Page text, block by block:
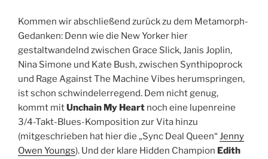
Kommen wir abschließend zurück zu dem Metamorph-
Gedanken: Denn wie die New Yorker hier
gestaltwandelnd zwischen Grace Slick, Janis Joplin,
Nina Simone und Kate Bush, zwischen Synthipoprock
und Rage Against The Machine Vibes herumspringen,
ist schon schwindelerregend. Dem nicht genug,
kommt mitUnchain My Heart noch eine lupenreine
3/4-Takt-Blues-Komposition zur Vita hinzu
(mitgeschrieben hat hier die „Sync Deal Queen“ Jenny
Owen Youngs). Und der klare Hidden Champion Edith